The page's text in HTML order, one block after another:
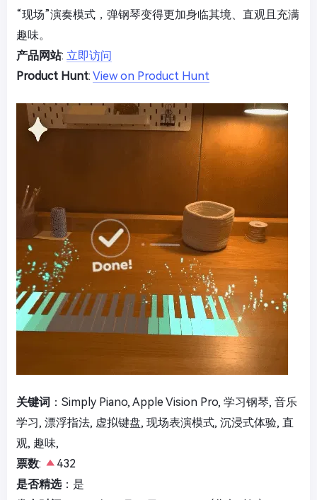
“现场”演奏模式，弹钢琴变得更加身临其境、直观且充满
趣味。
产品网站: 立即访问
Product Hunt: View on Product Hunt
关键词 ：Simply Piano, Apple Vision Pro, 学习钢琴, 音乐
学习, 漂浮指法, 虚拟键盘, 现场表演模式, 沉浸式体验, 直
观, 趣味,
票数:
432
是否精选：是